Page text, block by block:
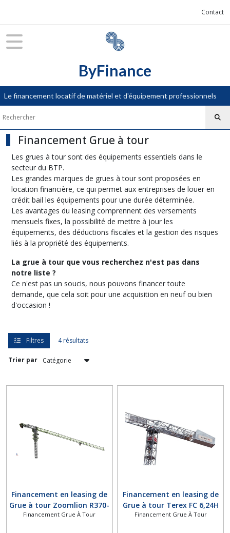
Contact
ByFinance
Le financement locatif de matériel et d'équipement professionnels
Financement Grue à tour
Les grues à tour sont des équipements essentiels dans le
secteur du BTP.
Les grandes marques de grues à tour sont proposées en
location financière, ce qui permet aux entreprises de louer en
crédit bail les équipements pour une durée déterminée.
Les avantages du leasing comprennent des versements
mensuels fixes, la possibilité de mettre à jour les
équipements, des déductions fiscales et la gestion des risques
liés à la propriété des équipements.
La grue à tour que vous recherchez n'est pas dans
notre liste ?
Ce n'est pas un soucis, nous pouvons financer toute
demande, que cela soit pour une acquisition en neuf ou bien
d'occasion !
Filtres 4 résultats
Trier par
Financement en leasing de
Grue à tour Zoomlion R370-
20RB
Financement Grue À Tour
Financement en leasing de
Grue à tour Terex FC 6,24H
Financement Grue À Tour
FILTRES
BTP
Pelle
hydraulique
(4)
Financement
Compacteur
(4)
Financement
Bulldozer
Financement
Grue
à
Financement
Chargeuse
(2)
Pelle
Minière
Hydraulique
Afficher
les
résultats